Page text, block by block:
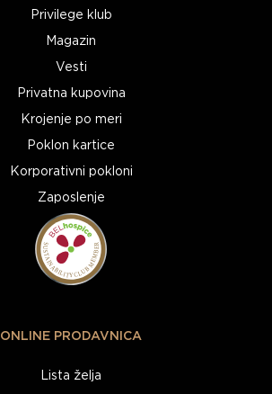
Privilege klub
Magazin
Vesti
Privatna kupovina
Krojenje po meri
Poklon kartice
Korporativni pokloni
Zaposlenje
ONLINE PRODAVNICA
Lista želja